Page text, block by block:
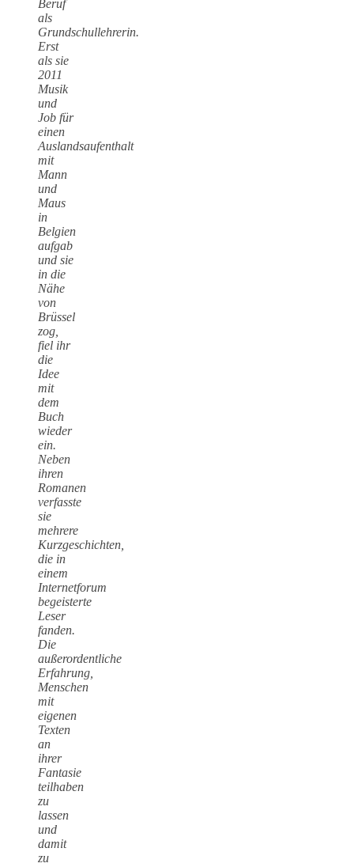
Beruf
als
Grundschullehrerin.
Erst
als sie
2011
Musik
und
Job für
einen
Auslandsaufenthalt
mit
Mann
und
Maus
in
Belgien
aufgab
und sie
in die
Nähe
von
Brüssel
zog,
fiel ihr
die
Idee
mit
dem
Buch
wieder
ein.
Neben
ihren
Romanen
verfasste
sie
mehrere
Kurzgeschichten,
die in
einem
Internetforum
begeisterte
Leser
fanden.
Die
außerordentliche
Erfahrung,
Menschen
mit
eigenen
Texten
an
ihrer
Fantasie
teilhaben
zu
lassen
und
damit
zu